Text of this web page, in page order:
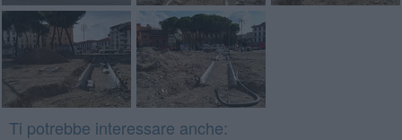
Ti potrebbe interessare anche: